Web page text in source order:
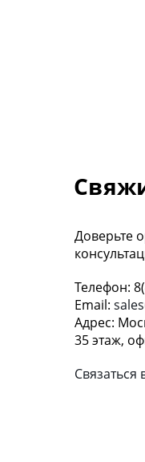
Доверьте
Телефон:
Email:
Адрес:
35 этаж,
Связаться